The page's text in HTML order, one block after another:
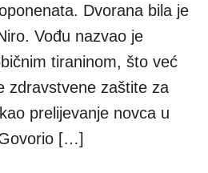
Dvorana bila je
Vođu nazvao je
tiraninom, što već
zdravstvene zaštite za
prelijevanje novca u
[…]